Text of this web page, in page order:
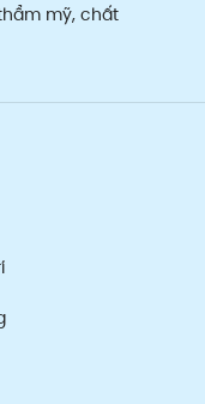
mỹ, chất